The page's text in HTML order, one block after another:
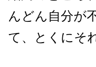
んどん自分が
て、とくにそ